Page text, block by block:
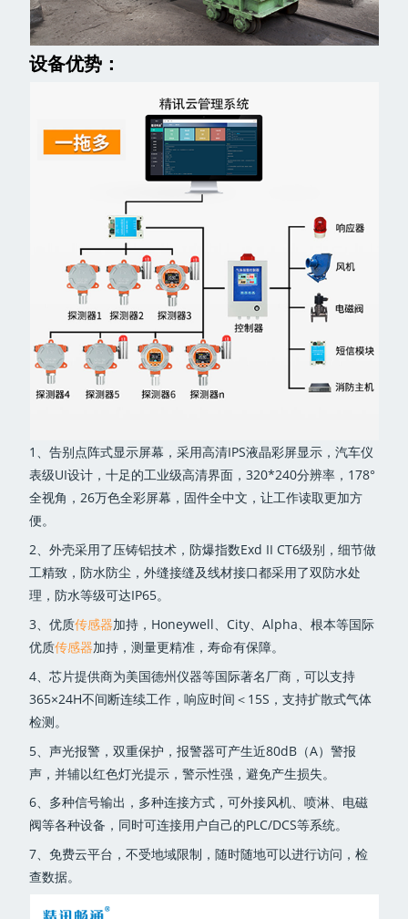
设备优势：
1、告别点阵式显示屏幕，采用高清IPS液晶彩屏显示，汽车仪
表级UI设计，十足的工业级高清界面，320*240分辨率，178°
全视角，26万色全彩屏幕，固件全中文，让工作读取更加方
便。
2、外壳采用了压铸铝技术，防爆指数Exd II CT6级别，细节做
工精致，防水防尘，外缝接缝及线材接口都采用了双防水处
理，防水等级可达IP65。
3、优质传感器加持，Honeywell、City、Alpha、根本等国际
优质传感器加持，测量更精准，寿命有保障。
4、芯片提供商为美国德州仪器等国际著名厂商，可以支持
365×24H不间断连续工作，响应时间＜15S，支持扩散式气体
检测。
5、声光报警，双重保护，报警器可产生近80dB（A）警报
声，并辅以红色灯光提示，警示性强，避免产生损失。
6、多种信号输出，多种连接方式，可外接风机、喷淋、电磁
阀等各种设备，同时可连接用户自己的PLC/DCS等系统。
7、免费云平台，不受地域限制，随时随地可以进行访问，检
查数据。